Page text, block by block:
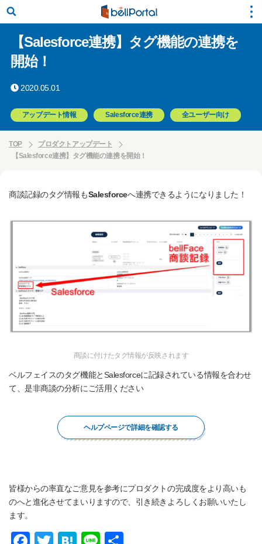
【Salesforce連携】タグ機能の連携を
開始！
2020.05.01
アップデート情報 Salesforce連携 全ユーザー向け
TOP
プロダクトアップデート
【Salesforce連携】タグ機能の連携を開始！
商談記録のタグ情報もSalesforceへ連携できるようになりました！
商談に付けたタグ情報が反映されます
ベルフェイスのタグ機能とSalesforceに記録されている情報を合わせ
て、是非商談の分析にご活用ください
ヘルプページで詳細を確認する
皆様からの率直なご意見を参考にプロダクトの完成度をより高いも
のへと進化させてまいりますので、引き続きよろしくお願いいたし
ます。